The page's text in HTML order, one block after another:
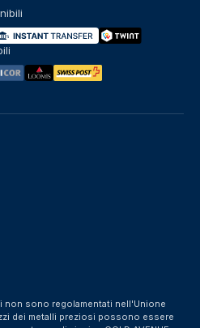
non sono regolamentati nell'Unione
dei metalli preziosi possono essere